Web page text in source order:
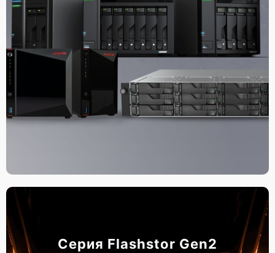
Серия Flashstor Gen2